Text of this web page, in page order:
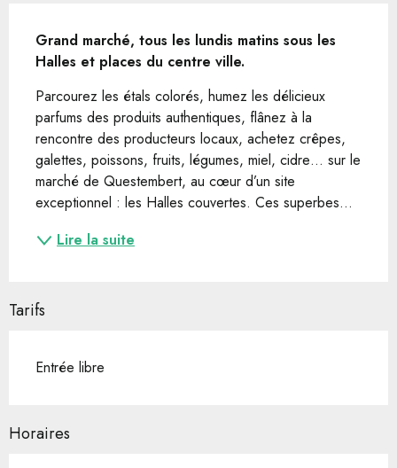
Grand marché, tous les lundis matins sous les
Halles et places du centre ville.
Parcourez les étals colorés, humez les délicieux
parfums des produits authentiques, flânez à la
rencontre des producteurs locaux, achetez crêpes,
galettes, poissons, fruits, légumes, miel, cidre… sur le
marché de Questembert, au cœur d’un site
exceptionnel : les Halles couvertes. Ces superbes...
Lire la suite
Tarifs
Entrée libre
Horaires